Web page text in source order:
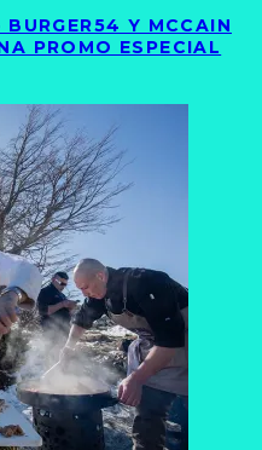
Y MCCAIN
PROMO ESPECIAL